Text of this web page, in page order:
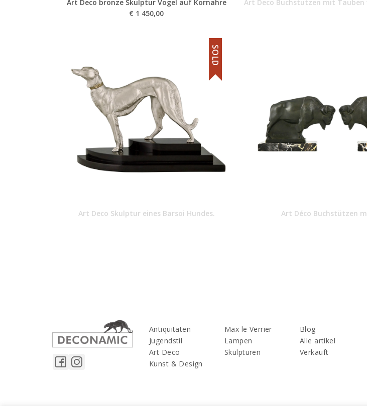
Art Deco bronze Skulptur Vogel auf Kornähre
€ 1 450,00
Art Deco Buchstützen mit Tauben
Art Deco Skulptur eines Barsoi Hundes.
SOLD
Art Déco Buchstützen
Antiquitäten
Jugendstil
Art Deco
Kunst & Design
Max le Verrier
Lampen
Skulpturen
Blog
Alle artikel
Verkauft